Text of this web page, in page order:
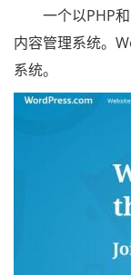
一个以PHP和
内容管理系统。
系统。